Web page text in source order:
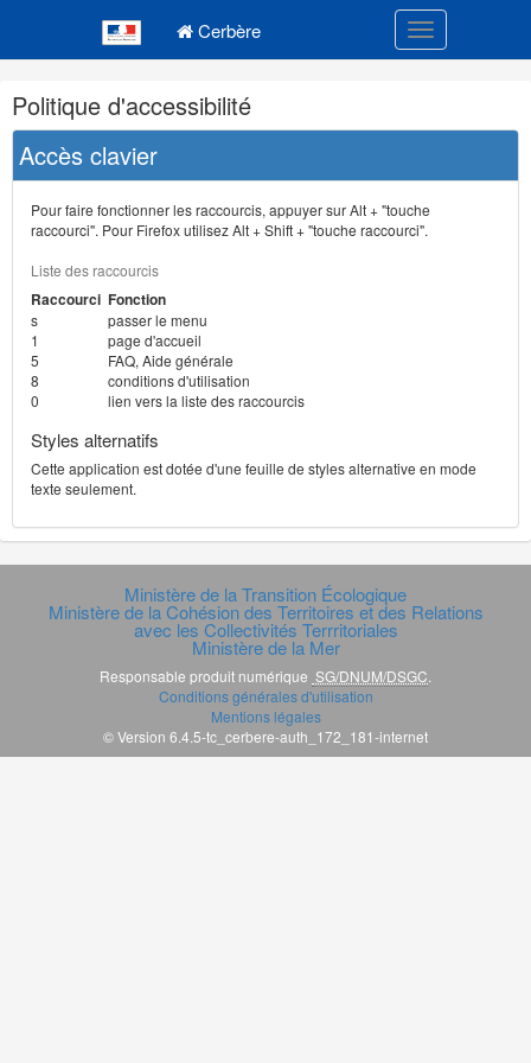
Cerbère Toggle
Navigation
et
outils
annexes
Politique d'accessibilité
Accès clavier
Pour faire fonctionner les raccourcis, appuyer sur Alt + "touche
raccourci". Pour Firefox utilisez Alt + Shift + "touche raccourci".
Liste des raccourcis
Raccourci Fonction
s
passer le menu
1
page d'accueil
5
FAQ, Aide générale
8
conditions d'utilisation
0
lien vers la liste des raccourcis
Styles alternatifs
Cette application est dotée d'une feuille de styles alternative en mode
texte seulement.
Ministère de la Transition Écologique
Ministère de la Cohésion des Territoires et des Relations
avec les Collectivités Terrritoriales
Ministère de la Mer
Responsable produit numérique SG/DNUM/DSGC
Conditions générales d'utilisation
Mentions légales
© Version 6.4.5-tc_cerbere-auth_172_181-internet